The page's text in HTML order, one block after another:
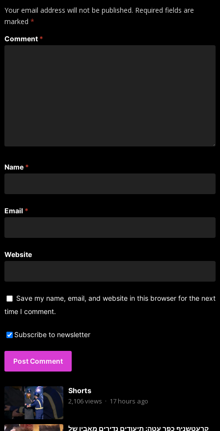
Your email address will not be published. Required fields are
marked *
Comment *
Name *
Email *
Website
Save my name, email, and website in this browser for the next
time I comment.
Subscribe to newsletter
Shorts
2,106views · 17 hours ago
קרעטשניף כפר עטה: תיעודים נדירים מאביו של